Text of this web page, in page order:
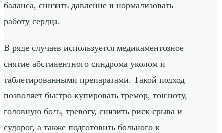
баланса, снизить давление и нормализовать
работу сердца.
В ряде случаев используется медикаментозное
снятие абстинентного синдрома уколом и
таблетированными препаратами. Такой подход
позволяет быстро купировать тремор, тошноту,
головную боль, тревогу, снизить риск срыва и
судорог, а также подготовить больного к